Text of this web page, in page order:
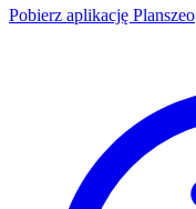
Pobierz aplikację Planszeo